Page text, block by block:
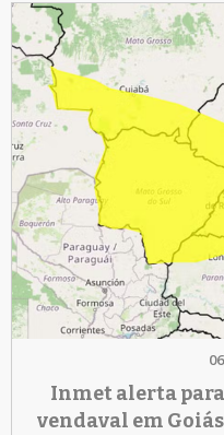
Inmet alerta
vendaval em